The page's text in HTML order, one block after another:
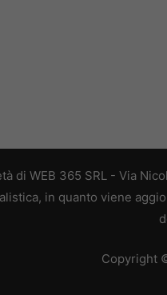
di WEB 365 SRL - Via
in quanto viene
Copyright